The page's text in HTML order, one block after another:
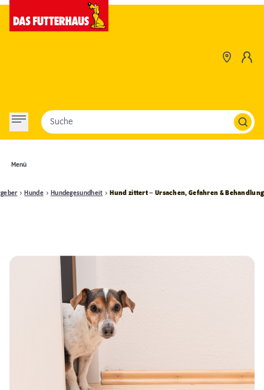
Menü
Suche
Hunde Hundegesundheit Hund zittert – Ursachen, Gefahren & Behandlung